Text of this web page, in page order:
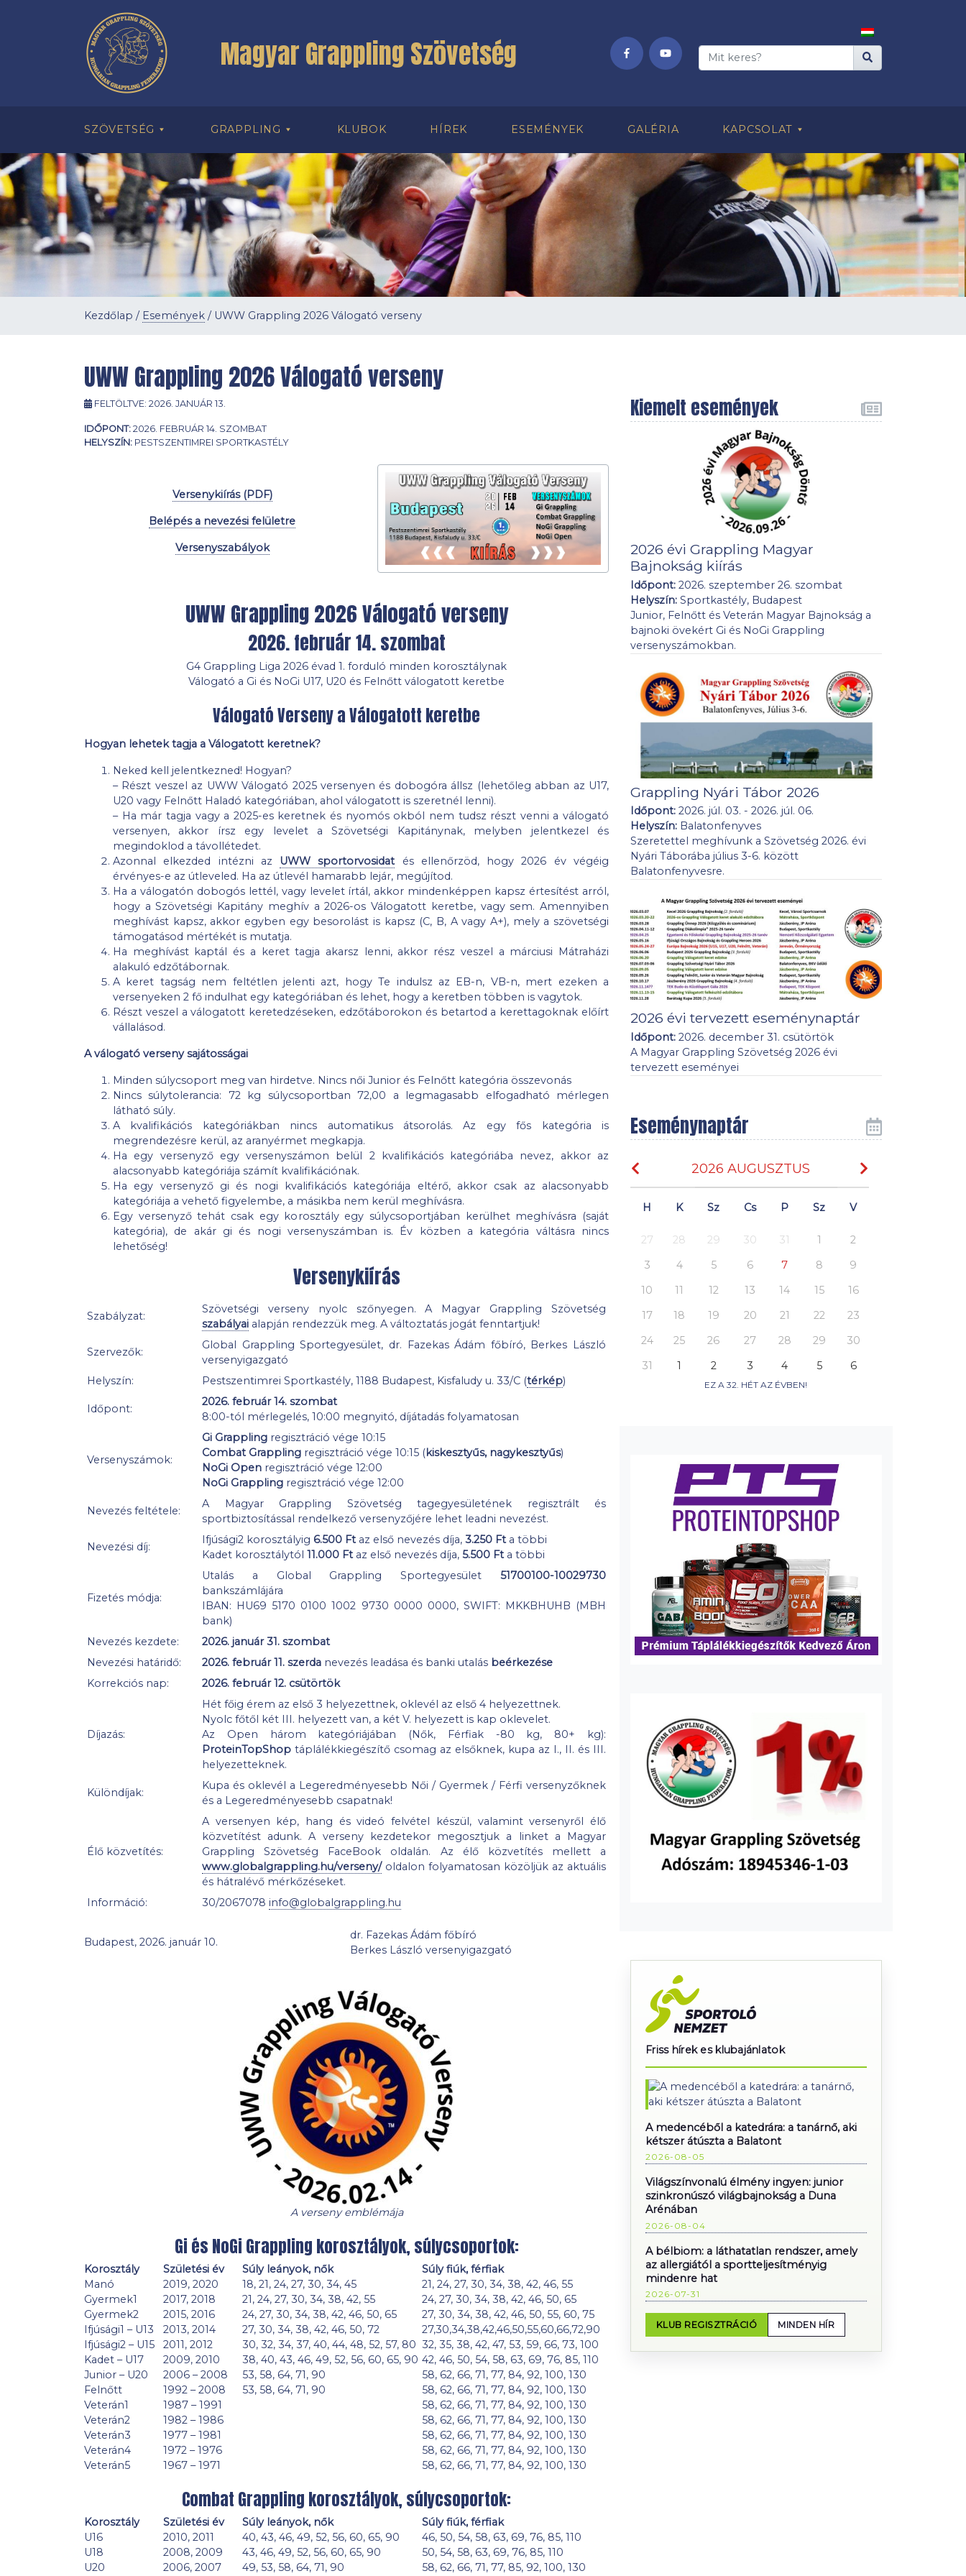
Magyar Grappling Szövetség
SZÖVETSÉG GRAPPLING KLUBOK HÍREK ESEMÉNYEK GALÉRIA KAPCSOLAT
Kezdőlap / Események / UWW Grappling 2026 Válogató verseny
UWW Grappling 2026 Válogató verseny
FELTÖLTVE:2026. JANUÁR 13.
IDŐPONT: 2026. FEBRUÁR 14. SZOMBAT
HELYSZÍN: PESTSZENTIMREI SPORTKASTÉLY
Versenykiírás (PDF)
Belépés a nevezési felületre
Versenyszabályok
UWW Grappling 2026 Válogató verseny
2026. február 14. szombat
G4 Grappling Liga 2026 évad 1. forduló minden korosztálynak
Válogató a Gi és NoGi U17, U20 és Felnőtt válogatott keretbe
Válogató Verseny a Válogatott keretbe
Hogyan lehetek tagja a Válogatott keretnek?
Neked kell jelentkezned! Hogyan?
– Részt veszel az UWW Válogató 2025 versenyen és dobogóra állsz (lehetőleg abban az U17,
U20 vagy Felnőtt Haladó kategóriában, ahol válogatott is szeretnél lenni).
– Ha már tagja vagy a 2025-es keretnek és nyomós okból nem tudsz részt venni a válogató
versenyen, akkor írsz egy levelet a Szövetségi Kapitánynak, melyben jelentkezel és
megindoklod a távollétedet.
Azonnal elkezded intézni az UWW sportorvosidatés ellenőrzöd, hogy 2026 év végéig
érvényes-e az útleveled. Ha az útlevél hamarabb lejár, megújítod.
Ha a válogatón dobogós lettél, vagy levelet írtál, akkor mindenképpen kapsz értesítést arról,
hogy a Szövetségi Kapitány meghív a 2026-os Válogatott keretbe, vagy sem. Amennyiben
meghívást kapsz, akkor egyben egy besorolást is kapsz (C, B, A vagy A+), mely a szövetségi
támogatásod mértékét is mutatja.
Ha meghívást kaptál és a keret tagja akarsz lenni, akkor rész veszel a márciusi Mátraházi
alakuló edzőtábornak.
A keret tagság nem feltétlen jelenti azt, hogy Te indulsz az EB-n, VB-n, mert ezeken a
versenyeken 2 fő indulhat egy kategóriában és lehet, hogy a keretben többen is vagytok.
Részt veszel a válogatott keretedzéseken, edzőtáborokon és betartod a kerettagoknak előírt
vállalásod.
A válogató verseny sajátosságai
Minden súlycsoport meg van hirdetve. Nincs női Junior és Felnőtt kategória összevonás
Nincs súlytolerancia: 72 kg súlycsoportban 72,00 a legmagasabb elfogadható mérlegen
látható súly.
A kvalifikációs kategóriákban nincs automatikus átsorolás. Az egy fős kategória is
megrendezésre kerül, az aranyérmet megkapja.
Ha egy versenyző egy versenyszámon belül 2 kvalifikációs kategóriába nevez, akkor az
alacsonyabb kategóriája számít kvalifikációnak.
Ha egy versenyző gi és nogi kvalifikációs kategóriája eltérő, akkor csak az alacsonyabb
kategóriája a vehető figyelembe, a másikba nem kerül meghívásra.
Egy versenyző tehát csak egy korosztály egy súlycsoportjában kerülhet meghívásra (saját
kategória), de akár gi és nogi versenyszámban is. Év közben a kategória váltásra nincs
lehetőség!
Versenykiírás
Szabályzat:
Szövetségi verseny nyolc szőnyegen. A Magyar Grappling Szövetség
szabályai alapján rendezzük meg. A változtatás jogát fenntartjuk!
Szervezők:
Global Grappling Sportegyesület, dr. Fazekas Ádám főbíró, Berkes László
versenyigazgató
Helyszín:
Pestszentimrei Sportkastély, 1188 Budapest, Kisfaludy u. 33/C (térkép)
Időpont:
2026. február 14. szombat
8:00-tól mérlegelés, 10:00 megnyitó, díjátadás folyamatosan
Versenyszámok:
Gi Grappling regisztráció vége 10:15
Combat Grappling regisztráció vége 10:15 (kiskesztyűs, nagykesztyűs)
NoGi Open regisztráció vége 12:00
NoGi Grappling regisztráció vége 12:00
Nevezés feltétele:
A Magyar Grappling Szövetség tagegyesületének regisztrált és
sportbiztosítással rendelkező versenyzőjére lehet leadni nevezést.
Nevezési díj:
Ifjúsági2 korosztályig 6.500 Ftaz első nevezés díja, 3.250 Fta többi
Kadet korosztálytól 11.000 Ftaz első nevezés díja, 5.500 Fta többi
Fizetés módja:
Utalás a Global Grappling Sportegyesület 51700100-10029730
bankszámlájára
IBAN: HU69 5170 0100 1002 9730 0000 0000, SWIFT: MKKBHUHB (MBH
bank)
Nevezés kezdete:
2026. január 31. szombat
Nevezési határidő:
2026. február 11. szerda nevezés leadása és banki utalás beérkezése
Korrekciós nap:
2026. február 12. csütörtök
Díjazás:
Hét főig érem az első 3 helyezettnek, oklevél az első 4 helyezettnek.
Nyolc főtől két III. helyezett van, a két V. helyezett is kap oklevelet.
Az Open három kategóriájában (Nők, Férfiak -80 kg, 80+ kg):
ProteinTopShop táplálékkiegészítő csomag az elsőknek, kupa az I., II. és III.
helyezetteknek.
Különdíjak:
Kupa és oklevél a Legeredményesebb Női / Gyermek / Férfi versenyzőknek
és a Legeredményesebb csapatnak!
Élő közvetítés:
A versenyen kép, hang és videó felvétel készül, valamint versenyről élő
közvetítést adunk. A verseny kezdetekor megosztjuk a linket a Magyar
Grappling Szövetség FaceBook oldalán. Az élő közvetítés mellett a
www.globalgrappling.hu/verseny/oldalon folyamatosan közöljük az aktuális
és hátralévő mérkőzéseket.
Információ:
30/2067078 info@globalgrappling.hu
Budapest, 2026. január 10.
dr. Fazekas Ádám főbíró
Berkes László versenyigazgató
A verseny emblémája
Gi és NoGi Grappling korosztályok, súlycsoportok:
Korosztály Születési év Súly leányok, nők
Súly fiúk, férfiak
Manó
2019, 2020 18, 21, 24, 27, 30, 34, 45
21, 24, 27, 30, 34, 38, 42, 46, 55
Gyermek1
2017, 2018 21, 24, 27, 30, 34, 38, 42, 55
24, 27, 30, 34, 38, 42, 46, 50, 65
Gyermek2
2015, 2016 24, 27, 30, 34, 38, 42, 46, 50, 65
27, 30, 34, 38, 42, 46, 50, 55, 60, 75
Ifjúsági1 – U13
2013, 2014 27, 30, 34, 38, 42, 46, 50, 72
27,30,34,38,42,46,50,55,60,66,72,90
Ifjúsági2 – U15
2011, 2012 30, 32, 34, 37, 40, 44, 48, 52, 57, 80 32, 35, 38, 42, 47, 53, 59, 66, 73, 100
Kadet – U17
2009, 2010 38, 40, 43, 46, 49, 52, 56, 60, 65, 90 42, 46, 50, 54, 58, 63, 69, 76, 85, 110
Junior – U20
2006 – 2008 53, 58, 64, 71, 90
58, 62, 66, 71, 77, 84, 92, 100, 130
Felnőtt
1992 – 2008 53, 58, 64, 71, 90
58, 62, 66, 71, 77, 84, 92, 100, 130
Veterán1
1987 – 1991
58, 62, 66, 71, 77, 84, 92, 100, 130
Veterán2
1982 – 1986
58, 62, 66, 71, 77, 84, 92, 100, 130
Veterán3
1977 – 1981
58, 62, 66, 71, 77, 84, 92, 100, 130
Veterán4
1972 – 1976
58, 62, 66, 71, 77, 84, 92, 100, 130
Veterán5
1967 – 1971 58, 62, 66, 71, 77, 84, 92, 100, 130
Combat Grappling korosztályok, súlycsoportok:
Korosztály Születési év Súly leányok, nők
Súly fiúk, férfiak
U16
2010, 2011 40, 43, 46, 49, 52, 56, 60, 65, 90
46, 50, 54, 58, 63, 69, 76, 85, 110
U18
2008, 2009 43, 46, 49, 52, 56, 60, 65, 90
50, 54, 58, 63, 69, 76, 85, 110
U20
2006, 2007 49, 53, 58, 64, 71, 90 58, 62, 66, 71, 77, 85, 92, 100, 130
Kiemelt események
2026 évi Grappling Magyar
Bajnokság kiírás
Időpont: 2026. szeptember 26. szombat
Helyszín: Sportkastély, Budapest
Junior, Felnőtt és Veterán Magyar Bajnokság a
bajnoki övekért Gi és NoGi Grappling
versenyszámokban.
Grappling Nyári Tábor 2026
Időpont: 2026. júl. 03. - 2026. júl. 06.
Helyszín: Balatonfenyves
Szeretettel meghívunk a Szövetség 2026. évi
Nyári Táborába július 3-6. között
Balatonfenyvesre.
2026 évi tervezett eseménynaptár
Időpont: 2026. december 31. csütörtök
A Magyar Grappling Szövetség 2026 évi
tervezett eseményei
Eseménynaptár
2026 AUGUSZTUS
H K Sz Cs P Sz V
27 28 29 30 31 1
2
3
4 5 6 7 8
9
10
11 12 13 14 15
16
17
18 19 20 21 22
23
24
25 26 27 28 29
30
31
1 2 3 4 5 6
EZ A 32. HÉT AZ ÉVBEN!
Friss hírek es klubajánlatok
A medencéből a katedrára: a tanárnő, aki
kétszer átúszta a Balatont
2026-08-05
Világszínvonalú élmény ingyen: junior
szinkronúszó világbajnokság a Duna
Arénában
2026-08-04
A bélbiom: a láthatatlan rendszer, amely
az allergiától a sportteljesítményig
mindenre hat
2026-07-31
KLUB REGISZTRÁCIÓ MINDEN HÍR